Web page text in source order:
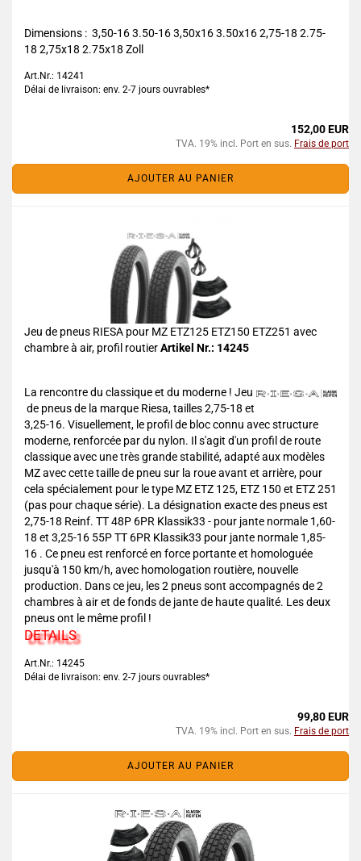
Dimensions : 3,50-16 3.50-16 3,50x16 3.50x16 2,75-18 2.75-
18 2,75x18 2.75x18 Zoll
Art.Nr.: 14241
Délai de livraison: env. 2-7 jours ouvrables*
152,00 EUR
TVA. 19% incl. Port en sus. Frais de port
AJOUTER AU PANIER
Jeu de pneus RIESA pour MZ ETZ125 ETZ150 ETZ251 avec
chambre à air, profil routierArtikel Nr.: 14245
La rencontre du classique et du moderne ! Jeu
de pneus de la marque Riesa, tailles 2,75-18 et
3,25-16. Visuellement, le profil de bloc connu avec structure
moderne, renforcée par du nylon. Il s'agit d'un profil de route
classique avec une très grande stabilité, adapté aux modèles
MZ avec cette taille de pneu sur la roue avant et arrière, pour
cela spécialement pour le type MZ ETZ 125, ETZ 150 et ETZ 251
(pas pour chaque série). La désignation exacte des pneus est
2,75-18 Reinf. TT 48P 6PR Klassik33 - pour jante normale 1,60-
18 et 3,25-16 55P TT 6PR Klassik33 pour jante normale 1,85-
16 . Ce pneu est renforcé en force portante et homologuée
jusqu'à 150 km/h, avec homologation routière, nouvelle
production. Dans ce jeu, les 2 pneus sont accompagnés de 2
chambres à air et de fonds de jante de haute qualité. Les deux
pneus ont le même profil !
DETAILS
Art.Nr.: 14245
Délai de livraison: env. 2-7 jours ouvrables*
99,80 EUR
TVA. 19% incl. Port en sus. Frais de port
AJOUTER AU PANIER